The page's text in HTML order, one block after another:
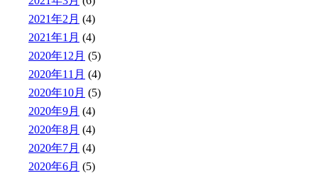
2021年2月 (4)
2021年1月 (4)
2020年12月 (5)
2020年11月 (4)
2020年10月 (5)
2020年9月 (4)
2020年8月 (4)
2020年7月 (4)
2020年6月 (5)